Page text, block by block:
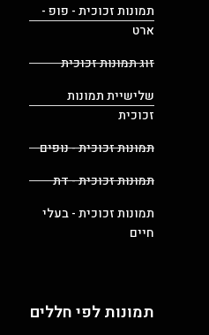
תמונות זכוכית - פופ -
ארט
זוג תמונות זכוכית
שלישיית תמונות
זכוכית
תמונות זכוכית - נופים
תמונות זכוכית - דת
תמונות זכוכית - בעלי
חיים
תמונות לפי חללים